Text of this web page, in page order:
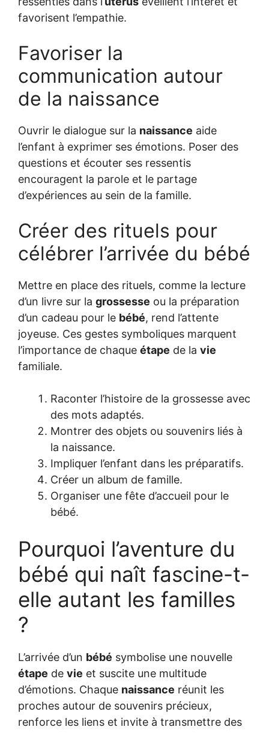
favorisent l’empathie.
Favoriser la
communication autour
de la naissance
Ouvrir le dialogue sur la naissance aide
l’enfant à exprimer ses émotions. Poser des
questions et écouter ses ressentis
encouragent la parole et le partage
d’expériences au sein de la famille.
Créer des rituels pour
célébrer l’arrivée du bébé
Mettre en place des rituels, comme la lecture
d’un livre sur la grossesse ou la préparation
d’un cadeau pour le bébé, rend l’attente
joyeuse. Ces gestes symboliques marquent
l’importance de chaque étape de la vie
familiale.
Raconter l’histoire de la grossesse avec
des mots adaptés.
Montrer des objets ou souvenirs liés à
la naissance.
Impliquer l’enfant dans les préparatifs.
Créer un album de famille.
Organiser une fête d’accueil pour le
bébé.
Pourquoi l’aventure du
bébé qui naît fascine-t-
elle autant les familles
?
L’arrivée d’un bébé symbolise une nouvelle
étape de vie et suscite une multitude
d’émotions. Chaque naissance réunit les
proches autour de souvenirs précieux,
renforce les liens et invite à transmettre des